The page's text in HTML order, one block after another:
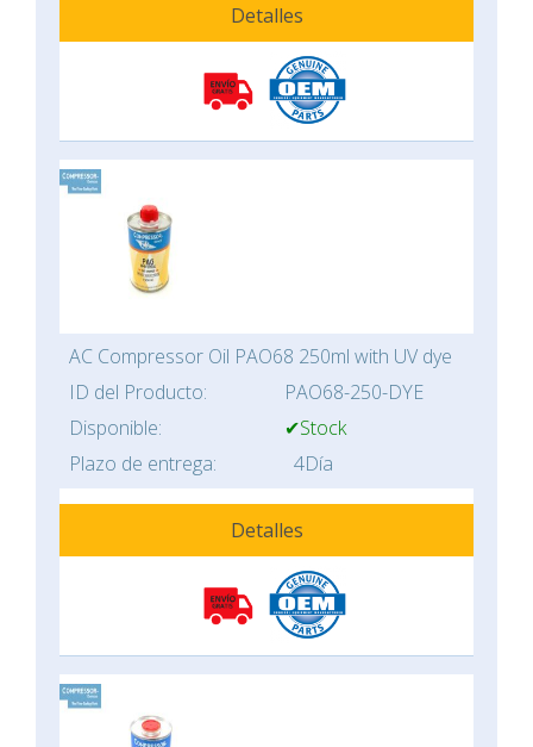
Detalles
AC Compressor Oil PAO68 250ml with UV dye
ID del Producto:
PAO68-250-DYE
Disponible:
✔Stock
Plazo de entrega:
4Día
Detalles